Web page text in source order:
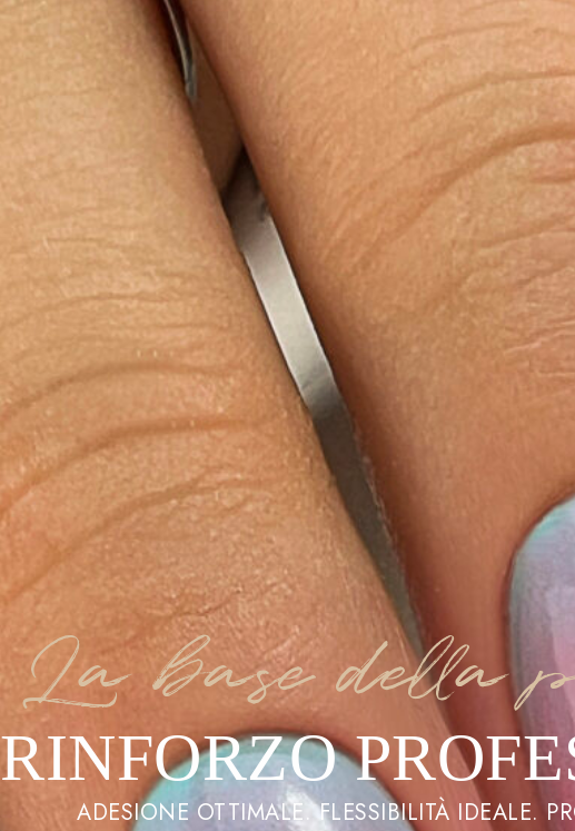
La base della
RINFORZO
ADESIONE OTTIMALE. FLESSIBILITÀ IDEALE.